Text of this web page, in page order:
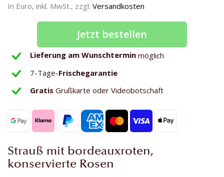
In Euro, inkl. MwSt., zzgl. Versandkosten
Jetzt bestellen
Lieferung am Wunschtermin möglich
7-Tage-Frischegarantie
Gratis Grußkarte oder Videobotschaft
Strauß mit bordeauxroten,
konservierte Rosen